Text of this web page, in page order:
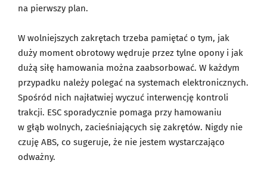
na pierwszy plan.
W wolniejszych zakrętach trzeba pamiętać o tym, jak
duży moment obrotowy wędruje przez tylne opony i jak
dużą siłę hamowania można zaabsorbować. W każdym
przypadku należy polegać na systemach elektronicznych.
Spośród nich najłatwiej wyczuć interwencję kontroli
trakcji. ESC sporadycznie pomaga przy hamowaniu
w głąb wolnych, zacieśniających się zakrętów. Nigdy nie
czuję ABS, co sugeruje, że nie jestem wystarczająco
odważny.